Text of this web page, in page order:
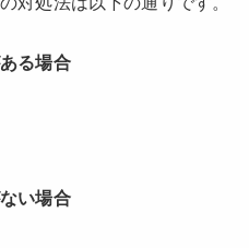
る場合
い場合